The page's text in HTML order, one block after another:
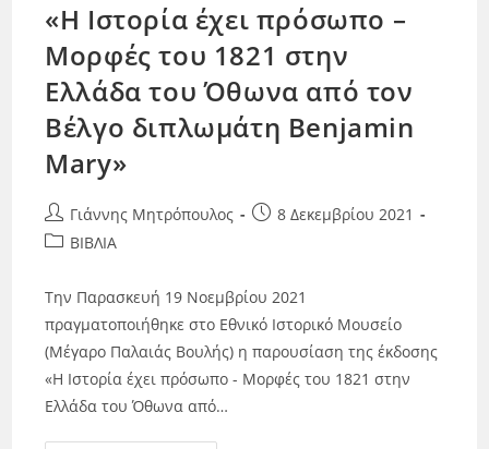
«Η Ιστορία έχει πρόσωπο –
Μορφές του 1821 στην
Ελλάδα του Όθωνα από τον
Βέλγο διπλωμάτη Benjamin
Mary»
Γιάννης Μητρόπουλος
8 Δεκεμβρίου 2021
ΒΙΒΛΙΑ
Την Παρασκευή 19 Νοεμβρίου 2021
πραγματοποιήθηκε στο Εθνικό Ιστορικό Μουσείο
(Μέγαρο Παλαιάς Βουλής) η παρουσίαση της έκδοσης
«Η Ιστορία έχει πρόσωπο - Μορφές του 1821 στην
Ελλάδα του Όθωνα από…